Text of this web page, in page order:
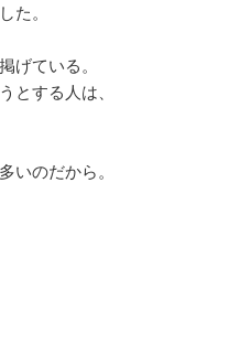
た。
げている。
とする人は、
いのだから。